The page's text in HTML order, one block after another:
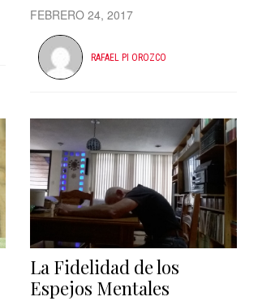
FEBRERO 24, 2017
RAFAEL PI OROZCO
La Fidelidad de los
Espejos Mentales